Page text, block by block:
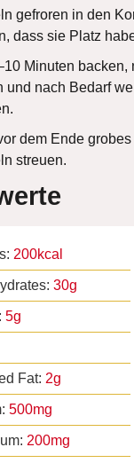
gefroren in den
dass sie Platz
Minuten backen,
und nach Bedarf
dem Ende
streuen.
200kcal
30g
5g
Fat: 2g
500mg
200mg